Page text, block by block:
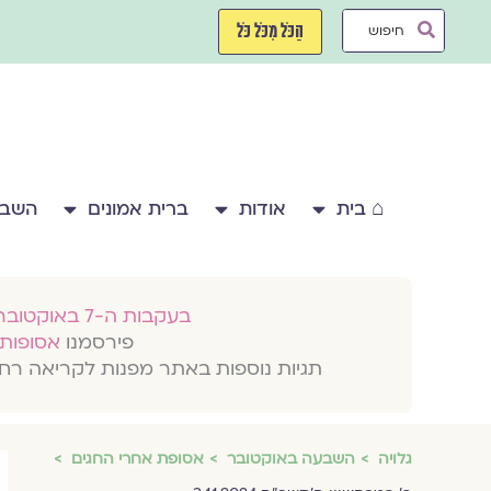
Search
הַכֹּל מִכֹּל כֹּל
⌂ בית אודות ברית אמונים
בעקבות ה-7 באוקטובר 2023
פירסמנו
תגיות נוספות באתר מפנות לקריאה
גלויה השבעה באוקטובר
אסופת אחרי החגים